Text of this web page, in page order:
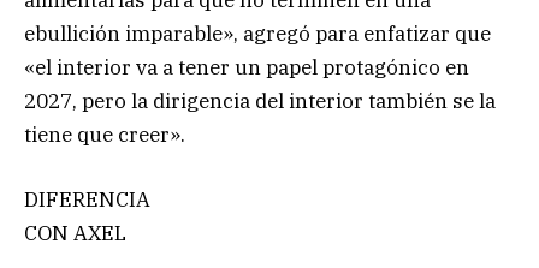
ebullición imparable», agregó para enfatizar que
«el interior va a tener un papel protagónico en
2027, pero la dirigencia del interior también se la
tiene que creer».
DIFERENCIA
CON AXEL